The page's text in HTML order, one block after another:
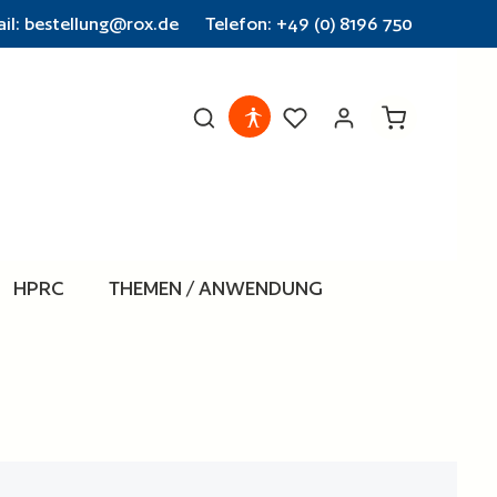
bestellung@rox.de Telefon: +49 (0) 8196 750
Warenkorb
HPRC THEMEN / ANWENDUNG